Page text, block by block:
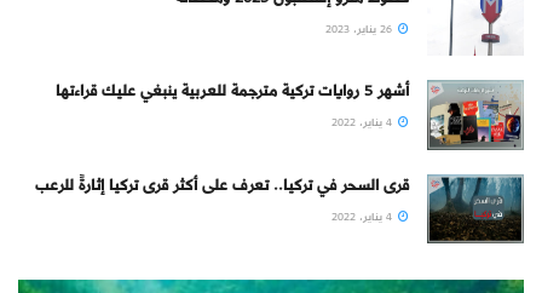
أشهر 5 روايات تركية مترجمة للعربية ينبغي عليك قراءتها
قرى السحر في تركيا.. تعرف على أكثر قرى تركيا إثارةً للرعب